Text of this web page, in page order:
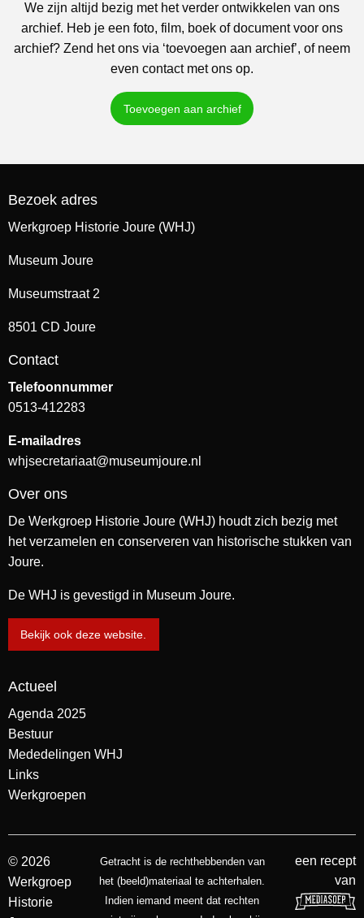
We zijn altijd bezig met het verder ontwikkelen van ons
archief. Heb je een foto, film, boek of document voor ons
archief? Zend het ons via ‘toevoegen aan archief’, of neem
even contact met ons op.
Toevoegen aan archief
Bezoek adres
Werkgroep Historie Joure (WHJ)
Museum Joure
Museumstraat 2
8501 CD Joure
Contact
Telefoonnummer
0513-412283
E-mailadres
whjsecretariaat@museumjoure.nl
Over ons
De Werkgroep Historie Joure (WHJ) houdt zich bezig met
het verzamelen en conserveren van historische stukken van
Joure.
De WHJ is gevestigd in Museum Joure.
Bekijk ook deze website.
Actueel
Agenda 2025
Bestuur
Mededelingen WHJ
Links
Werkgroepen
© 2026
Werkgroep
Historie
Getracht is de rechthebbenden van
het (beeld)materiaal te achterhalen.
Indien iemand meent dat rechten
een recept
van